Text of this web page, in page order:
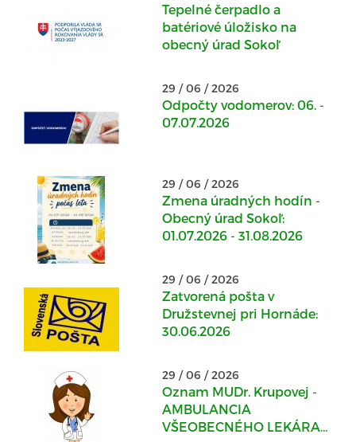
Tepelné čerpadlo a
batériové úložisko na
obecný úrad Sokoľ
29 / 06 / 2026
Odpočty vodomerov: 06. -
07.07.2026
29 / 06 / 2026
Zmena úradných hodín -
Obecný úrad Sokoľ:
01.07.2026 - 31.08.2026
29 / 06 / 2026
Zatvorená pošta v
Družstevnej pri Hornáde:
30.06.2026
29 / 06 / 2026
Oznam MUDr. Krupovej -
AMBULANCIA
VŠEOBECNÉHO LEKÁRA